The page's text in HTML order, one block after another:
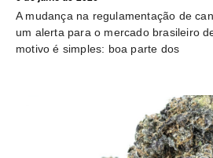
A mudança na regulamentação de
um alerta para o mercado brasileiro
motivo é simples: boa parte dos